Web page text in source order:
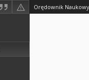
Orędownik